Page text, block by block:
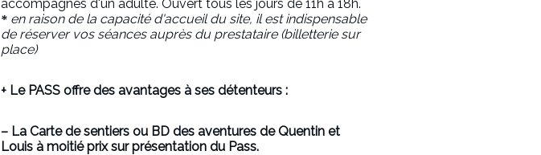
accompagnés d'un adulte. Ouvert tous les jours de 11h à 18h.
* en raison de la capacité d'accueil du site, il est indispensable
de réserver vos séances auprès du prestataire (billetterie sur
place)
+ Le PASS offre des avantages à ses détenteurs :
– La Carte de sentiers ou BD des aventures de Quentin et
Louis à moitié prix sur présentation du Pass.